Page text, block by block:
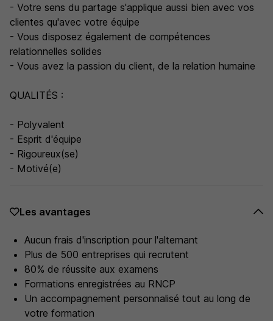
- Votre sens du partage s'applique aussi bien avec vos
clientes qu'avec votre équipe
- Vous disposez également de compétences
relationnelles solides
- Vous avez la passion du client, de la relation humaine
QUALITÉS :
- Polyvalent
- Esprit d'équipe
- Rigoureux(se)
- Motivé(e)
Les avantages
Aucun frais d'inscription pour l'alternant
Plus de 500 entreprises qui recrutent
80% de réussite aux examens
Formations enregistrées au RNCP
Un accompagnement personnalisé tout au long de
votre formation